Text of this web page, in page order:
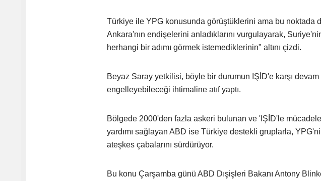
Türkiye ile YPG konusunda görüştüklerini ama bu noktada
Ankara'nın endişelerini anladıklarını vurgulayarak,
herhangi bir adımı görmek istemediklerinin" altını çizdi.
Beyaz Saray yetkilisi, böyle bir durumun IŞİD'e karşı
engelleyebileceği ihtimaline atıf yaptı.
Bölgede 2000'den fazla askeri bulunan ve 'IŞİD'le
yardımı sağlayan ABD ise Türkiye destekli gruplarla,
ateşkes çabalarını sürdürüyor.
Bu konu Çarşamba günü ABD Dışişleri Bakanı Antony